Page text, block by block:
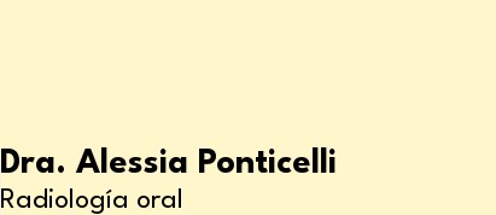
Dra. Alessia Ponticelli
Radiología oral